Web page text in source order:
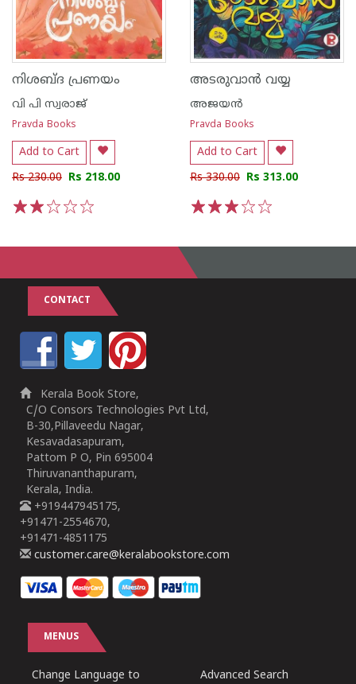
നിശബ്ദ പ്രണയം
വി പി സ്വരാജ്
Pravda Books
Add to Cart
Rs 230.00 Rs 218.00
അടരുവാൻ വയ്യ
അജയന്‍
Pravda Books
Add to Cart
Rs 330.00 Rs 313.00
CONTACT
Kerala Book Store,
C/O Consors Technologies Pvt Ltd,
B-30,Pillaveedu Nagar,
Kesavadasapuram,
Pattom P O, Pin 695004
Thiruvananthapuram,
Kerala, India.
+919447945175,
+91471-2554670,
+91471-4851175
customer.care@keralabookstore.com
MENUS
Change Language to
Advanced Search